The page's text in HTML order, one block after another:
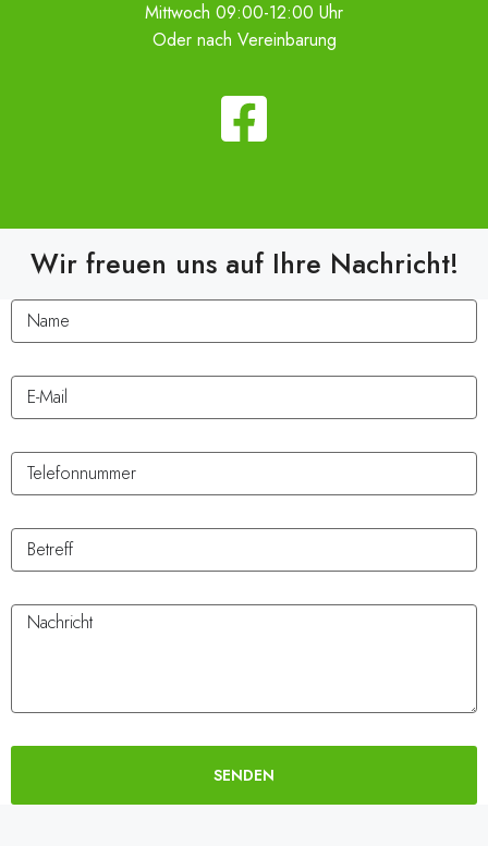
Mittwoch 09:00-12:00 Uhr
Oder nach Vereinbarung
Wir freuen uns auf Ihre Nachricht!
SENDEN